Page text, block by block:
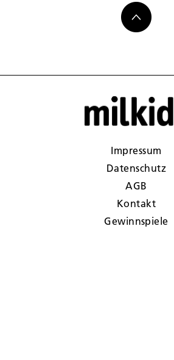
Impressum
Datenschutz
AGB
Kontakt
Gewinnspiele